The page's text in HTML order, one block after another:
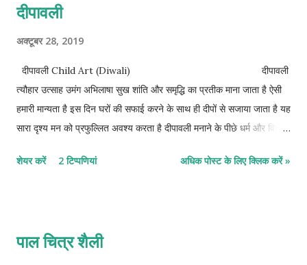
दीपावली
अक्टूबर 28, 2019
दीपावली Child Art (Diwali) दीपावली
त्यौहार उत्साह उमंग अभिलाषा सुख शांति और समृद्धि का प्रतीक माना जाता है ऐसी
हमारी मान्यता है इस दिन घरों की सफाई करने के साथ ही दीपों से सजाया जाता है यह
सारा दृश्य मन को प्रफुल्लित अवश्य करता है दीपावली मनाने के पीछे धर्म और विज्ञान
व्यक्ति को पता है यहां पर सवाल दीपावली पर्व के महत्व का है हम इसे क्यों मनाते हैं
उनको अपने जीवन में पूर्ण नहीं तो आंशिक रूप से जगह जरूर दें जिससे प्रकाश का
शेयर करें 2 टिप्पणियां अधिक पोस्ट के लिए क्लिक करें »
पाल चित्र शैली